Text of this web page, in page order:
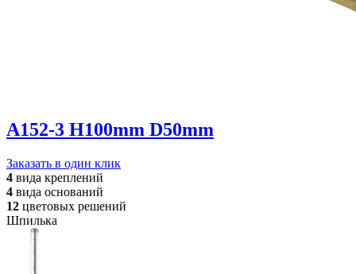
A152-3 H100mm D50mm
Заказать в один клик
4 вида креплений
4 вида оснований
12 цветовых решений
Шпилька